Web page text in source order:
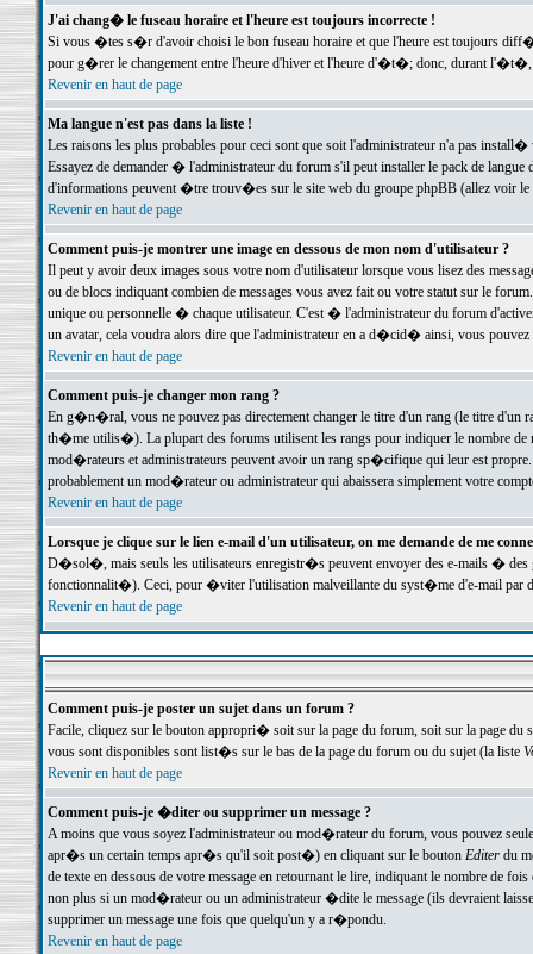
J'ai chang� le fuseau horaire et l'heure est toujours incorrecte !
Si vous �tes s�r d'avoir choisi le bon fuseau horaire et que l'heure est toujours
pour g�rer le changement entre l'heure d'hiver et l'heure d'�t�; donc, durant
Revenir en haut de page
Ma langue n'est pas dans la liste !
Les raisons les plus probables pour ceci sont que soit l'administrateur n'a pas
Essayez de demander � l'administrateur du forum s'il peut installer le pack de
d'informations peuvent �tre trouv�es sur le site web du groupe phpBB (allez voir le
Revenir en haut de page
Comment puis-je montrer une image en dessous de mon nom d'utilisateur ?
Il peut y avoir deux images sous votre nom d'utilisateur lorsque vous lisez des
ou de blocs indiquant combien de messages vous avez fait ou votre statut sur le
unique ou personnelle � chaque utilisateur. C'est � l'administrateur du forum
un avatar, cela voudra alors dire que l'administrateur en a d�cid� ainsi, vous
Revenir en haut de page
Comment puis-je changer mon rang ?
En g�n�ral, vous ne pouvez pas directement changer le titre d'un rang (le titre d'un
th�me utilis�). La plupart des forums utilisent les rangs pour indiquer le nombre de
mod�rateurs et administrateurs peuvent avoir un rang sp�cifique qui leur est
probablement un mod�rateur ou administrateur qui abaissera simplement votre
Revenir en haut de page
Lorsque je clique sur le lien e-mail d'un utilisateur, on me demande de me
D�sol�, mais seuls les utilisateurs enregistr�s peuvent envoyer des e-mails �
fonctionnalit�). Ceci, pour �viter l'utilisation malveillante du syst�me d'e-mail par
Revenir en haut de page
Comment puis-je poster un sujet dans un forum ?
Facile, cliquez sur le bouton appropri� soit sur la page du forum, soit sur la page du
vous sont disponibles sont list�s sur le bas de la page du forum ou du sujet (la liste
Revenir en haut de page
Comment puis-je �diter ou supprimer un message ?
A moins que vous soyez l'administrateur ou mod�rateur du forum, vous pouvez
apr�s un certain temps apr�s qu'il soit post�) en cliquant sur le bouton Editerdu
de texte en dessous de votre message en retournant le lire, indiquant le nombre
non plus si un mod�rateur ou un administrateur �dite le message (ils devraient
supprimer un message une fois que quelqu'un y a r�pondu.
Revenir en haut de page